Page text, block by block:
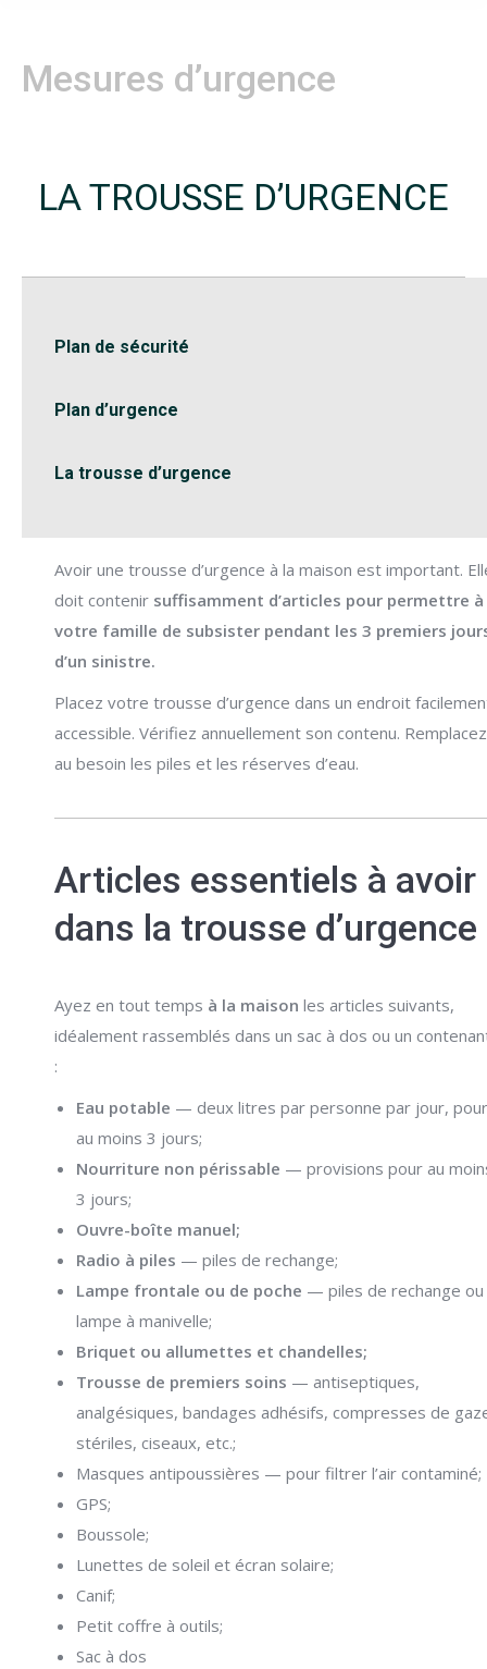
Mesures d’urgence
LA TROUSSE D’URGENCE
Plan de sécurité
Plan d’urgence
La trousse d’urgence
Avoir une trousse d’urgence à la maison est important.
doit contenir suffisamment d’articles pour permettre à
votre famille de subsister pendant les 3 premiers
d’un sinistre.
Placez votre trousse d’urgence dans un endroit
accessible. Vérifiez annuellement son contenu. Remplacez
au besoin les piles et les réserves d’eau.
Articles essentiels à avoir
dans la trousse d’urgence
Ayez en tout temps à la maison les articles suivants,
idéalement rassemblés dans un sac à dos ou un
:
Eau potable — deux litres par personne par jour, pour
au moins 3 jours;
Nourriture non périssable — provisions pour au
3 jours;
Ouvre-boîte manuel;
Radio à piles — piles de rechange;
Lampe frontale ou de poche — piles de rechange ou
lampe à manivelle;
Briquet ou allumettes et chandelles;
Trousse de premiers soins — antiseptiques,
analgésiques, bandages adhésifs, compresses de
stériles, ciseaux, etc.;
Masques antipoussières — pour filtrer l’air contaminé;
GPS;
Boussole;
Lunettes de soleil et écran solaire;
Canif;
Petit coffre à outils;
Sac à dos